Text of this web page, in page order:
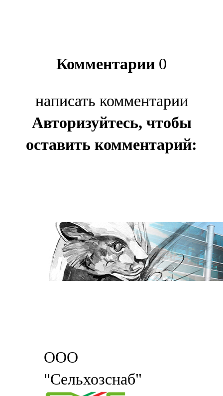
Комментарии 0
написать комментарии
Авторизуйтесь, чтобы
оставить комментарий:
ООО
"Сельхозснаб"